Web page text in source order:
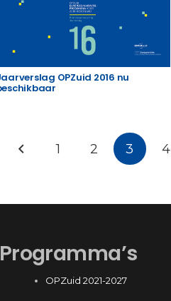
OPZuid 2016 nu
1 2 3 4
Programma’s
OPZuid 2021-2027